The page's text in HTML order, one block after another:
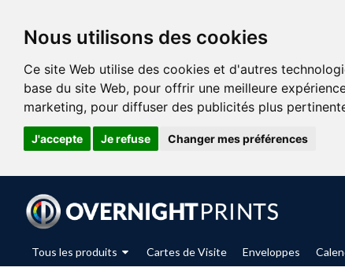
Nous utilisons des cookies
Ce site Web utilise des cookies et d'autres
base du site Web, pour offrir une meilleure
marketing, pour diffuser des publicités plus
J'accepte Je refuse Changer mes préférences
Tous les produits Cartes de Visite Enveloppes